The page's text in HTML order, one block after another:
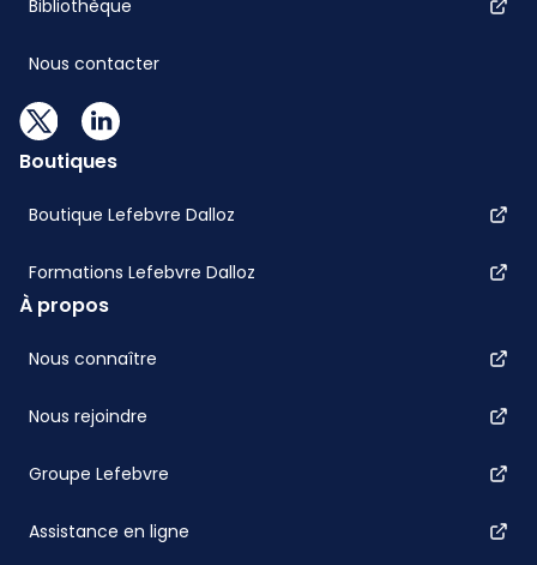
Bibliothèque
Nous contacter
Boutiques
Boutique Lefebvre Dalloz
Formations Lefebvre Dalloz
À propos
Nous connaître
Nous rejoindre
Groupe Lefebvre
Assistance en ligne